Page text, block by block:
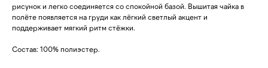
рисунок и легко соединяется со спокойной базой. Вышитая чайка в
полёте появляется на груди как лёгкий светлый акцент и
поддерживает мягкий ритм стёжки.
Состав: 100% полиэстер.